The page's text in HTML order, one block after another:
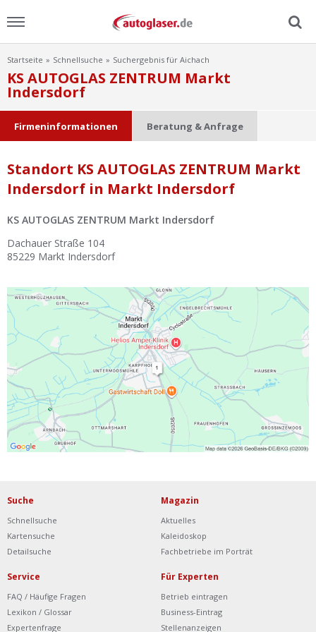
Menu
Home
Ratgeber
FAQ
Ist Ihre Werkstatt schon dabei?
Kostenlos eintragen
Werkstatt Login
Startseite Schnellsuche Suchergebnis für Aichach
KS AUTOGLAS ZENTRUM Markt
Indersdorf
Firmeninformationen Beratung & Anfrage
Standort KS AUTOGLAS ZENTRUM Markt
Indersdorf in Markt Indersdorf
KS AUTOGLAS ZENTRUM Markt Indersdorf
Dachauer Straße 104
85229 Markt Indersdorf
Suche
Schnellsuche
Kartensuche
Detailsuche
Magazin
Aktuelles
Kaleidoskop
Fachbetriebe im Porträt
Service
FAQ / Häufige Fragen
Lexikon / Glossar
Expertenfrage
Für Experten
Betrieb eintragen
Business-Eintrag
Stellenanzeigen